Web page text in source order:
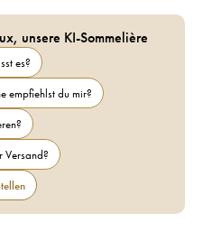
unsere KI-Sommelière
es?
empfiehlst du mir?
Versand?